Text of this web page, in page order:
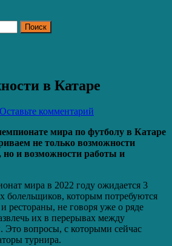
в Катаре
Оставьте комментарий
мира по футболу в Катаре
не только возможности
но и возможности работы и
мира в 2022 году ожидается 3
болельщиков, которым потребуются
рестораны, не говоря уже о ряде
их в перерывах между
вопросы, с которыми сейчас
турнира.